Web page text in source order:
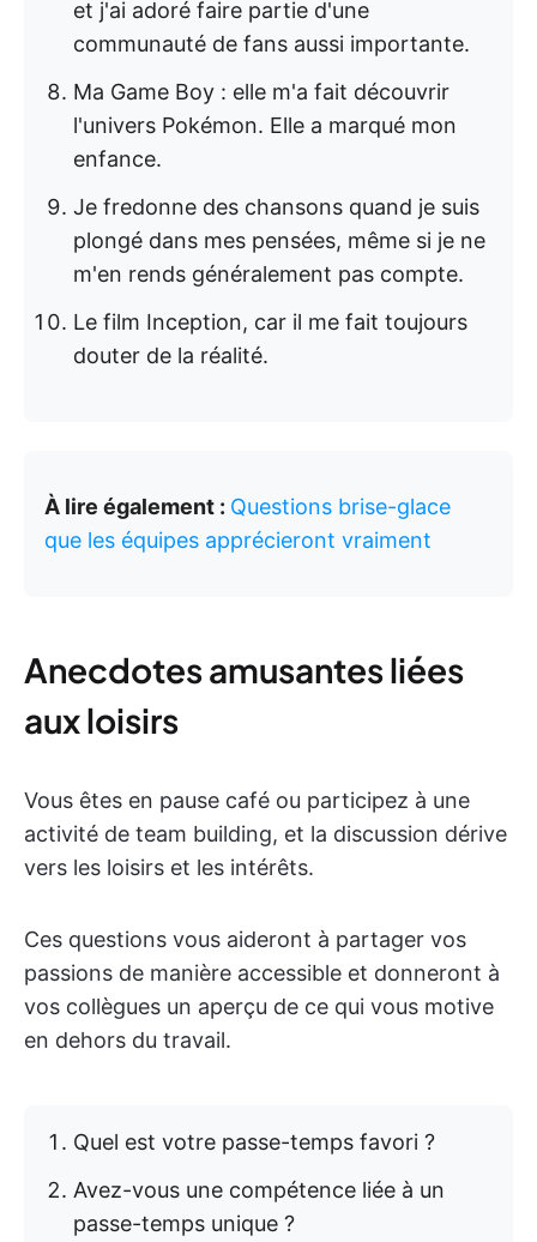
et j'ai adoré faire partie d'une
communauté de fans aussi importante.
Ma Game Boy : elle m'a fait découvrir
l'univers Pokémon. Elle a marqué mon
enfance.
Je fredonne des chansons quand je suis
plongé dans mes pensées, même si je ne
m'en rends généralement pas compte.
Le film Inception, car il me fait toujours
douter de la réalité.
À lire également : Questions brise-glace
que les équipes apprécieront vraiment
Anecdotes amusantes liées
aux loisirs
Vous êtes en pause café ou participez à une
activité de team building, et la discussion dérive
vers les loisirs et les intérêts.
Ces questions vous aideront à partager vos
passions de manière accessible et donneront à
vos collègues un aperçu de ce qui vous motive
en dehors du travail.
Quel est votre passe-temps favori ?
Avez-vous une compétence liée à un
passe-temps unique ?